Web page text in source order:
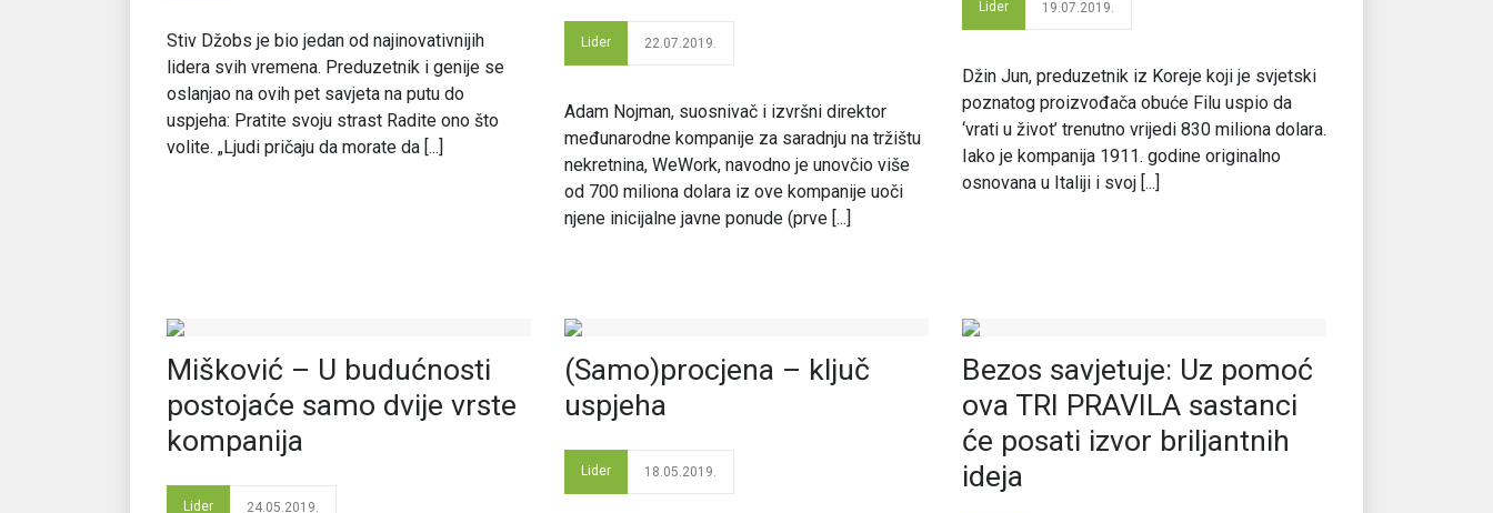
Stiv Džobs je bio jedan od najinovativnijih
lidera svih vremena. Preduzetnik i genije se
oslanjao na ovih pet savjeta na putu do
uspjeha: Pratite svoju strast Radite ono što
volite. „Ljudi pričaju da morate da [...]
Lider 22.07.2019.
Adam Nojman, suosnivač i izvršni direktor
međunarodne kompanije za saradnju na tržištu
nekretnina, WeWork, navodno je unovčio više
od 700 miliona dolara iz ove kompanije uoči
njene inicijalne javne ponude (prve [...]
Lider 19.07.2019.
Džin Jun, preduzetnik iz Koreje koji je svjetski
poznatog proizvođača obuće Filu uspio da
‘vrati u život’ trenutno vrijedi 830 miliona dolara.
Iako je kompanija 1911. godine originalno
osnovana u Italiji i svoj [...]
Mišković – U budućnosti
postojaće samo dvije vrste
kompanija
Lider 24.05.2019.
(Samo)procjena – ključ
uspjeha
Lider 18.05.2019.
Bezos savјetuje: Uz pomoć
ova TRI PRAVILA sastanci
će posati izvor briljantnih
ideja